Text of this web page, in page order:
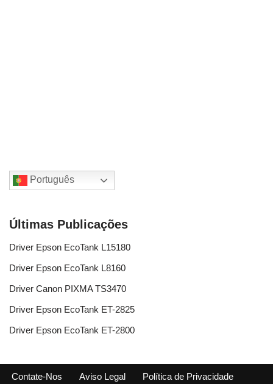
Português
Últimas Publicações
Driver Epson EcoTank L15180
Driver Epson EcoTank L8160
Driver Canon PIXMA TS3470
Driver Epson EcoTank ET-2825
Driver Epson EcoTank ET-2800
Contate-Nos Aviso Legal Política de Privacidade